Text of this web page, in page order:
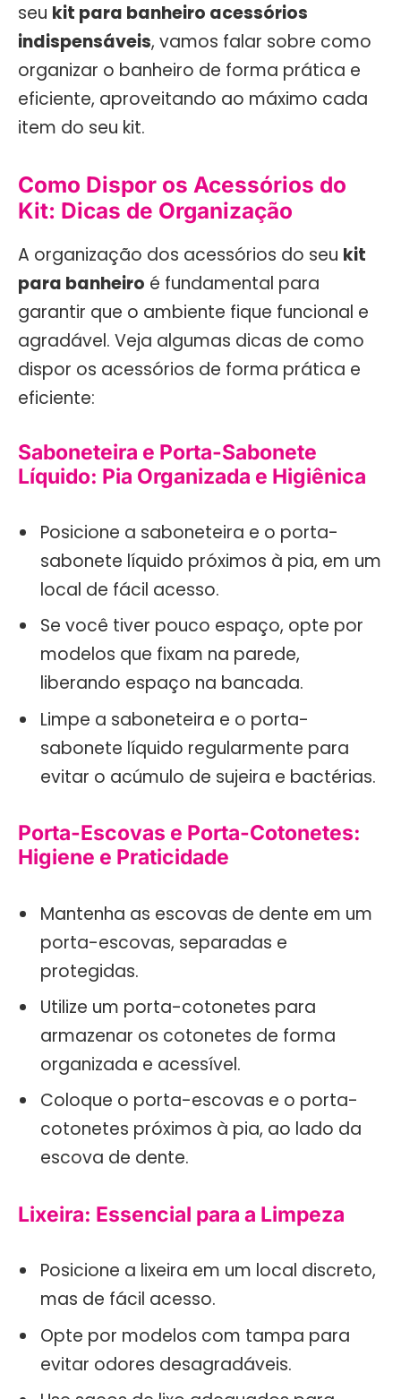
seu kit para banheiro acessórios
indispensáveis, vamos falar sobre como
organizar o banheiro de forma prática e
eficiente, aproveitando ao máximo cada
item do seu kit.
Como Dispor os Acessórios do
Kit: Dicas de Organização
A organização dos acessórios do seu kit
para banheiro é fundamental para
garantir que o ambiente fique funcional e
agradável. Veja algumas dicas de como
dispor os acessórios de forma prática e
eficiente:
Saboneteira e Porta-Sabonete
Líquido: Pia Organizada e Higiênica
Posicione a saboneteira e o porta-
sabonete líquido próximos à pia, em um
local de fácil acesso.
Se você tiver pouco espaço, opte por
modelos que fixam na parede,
liberando espaço na bancada.
Limpe a saboneteira e o porta-
sabonete líquido regularmente para
evitar o acúmulo de sujeira e bactérias.
Porta-Escovas e Porta-Cotonetes:
Higiene e Praticidade
Mantenha as escovas de dente em um
porta-escovas, separadas e
protegidas.
Utilize um porta-cotonetes para
armazenar os cotonetes de forma
organizada e acessível.
Coloque o porta-escovas e o porta-
cotonetes próximos à pia, ao lado da
escova de dente.
Lixeira: Essencial para a Limpeza
Posicione a lixeira em um local discreto,
mas de fácil acesso.
Opte por modelos com tampa para
evitar odores desagradáveis.